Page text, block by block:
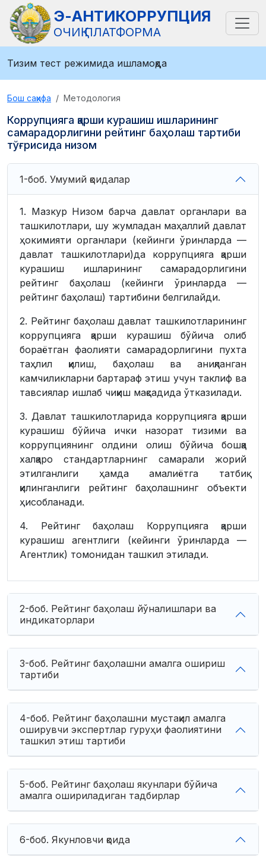
Э-АНТИКОРРУПЦИЯ
ОЧИҚ ПЛАТФОРМА
Тизим тест режимида ишламоқда
Бош саҳифа Методология
Коррупцияга қарши курашиш ишларининг
самарадорлигини рейтинг баҳолаш тартиби
тўғрисида низом
1-боб. Умумий қоидалар
1. Мазкур Низом барча давлат органлари ва
ташкилотлари, шу жумладан маҳаллий давлат
ҳокимияти органлари (кейинги ўринларда —
давлат ташкилотлари)да коррупцияга қарши
курашиш ишларининг самарадорлигини
рейтинг баҳолаш (кейинги ўринларда —
рейтинг баҳолаш) тартибини белгилайди.
2. Рейтинг баҳолаш давлат ташкилотларининг
коррупцияга қарши курашиш бўйича олиб
бораётган фаолияти самарадорлигини пухта
таҳлил қилиш, баҳолаш ва аниқланган
камчиликларни бартараф этиш учун таклиф ва
тавсиялар ишлаб чиқиш мақсадида ўтказилади.
3. Давлат ташкилотларида коррупцияга қарши
курашиш бўйича ички назорат тизими ва
коррупциянинг олдини олиш бўйича бошқа
халқаро стандартларнинг самарали жорий
этилганлиги ҳамда амалиётга татбиқ
қилинганлиги рейтинг баҳолашнинг объекти
ҳисобланади.
4. Рейтинг баҳолаш Коррупцияга қарши
курашиш агентлиги (кейинги ўринларда —
Агентлик) томонидан ташкил этилади.
2-боб. Рейтинг баҳолаш йўналишлари ва
индикаторлари
3-боб. Рейтинг баҳолашни амалга ошириш
тартиби
4-боб. Рейтинг баҳолашни мустақил амалга
оширувчи экспертлар гуруҳи фаолиятини
ташкил этиш тартиби
5-боб. Рейтинг баҳолаш якунлари бўйича
амалга ошириладиган тадбирлар
6-боб. Якунловчи қоида